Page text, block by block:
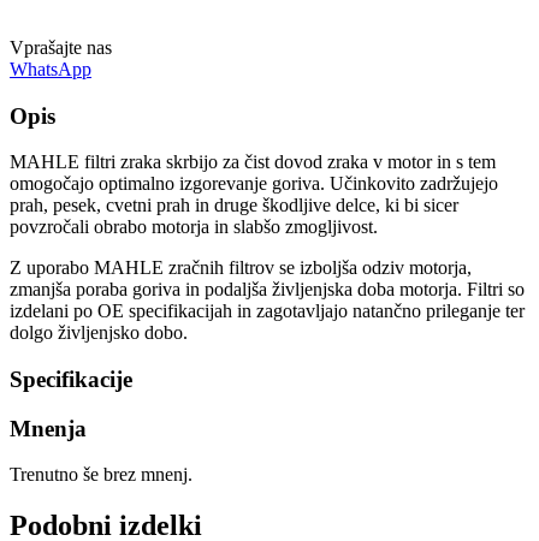
Vprašajte nas
WhatsApp
Opis
MAHLE filtri zraka skrbijo za čist dovod zraka v motor in s tem
omogočajo optimalno izgorevanje goriva. Učinkovito zadržujejo
prah, pesek, cvetni prah in druge škodljive delce, ki bi sicer
povzročali obrabo motorja in slabšo zmogljivost.
Z uporabo MAHLE zračnih filtrov se izboljša odziv motorja,
zmanjša poraba goriva in podaljša življenjska doba motorja. Filtri so
izdelani po OE specifikacijah in zagotavljajo natančno prileganje ter
dolgo življenjsko dobo.
Specifikacije
Mnenja
Trenutno še brez mnenj.
Podobni izdelki